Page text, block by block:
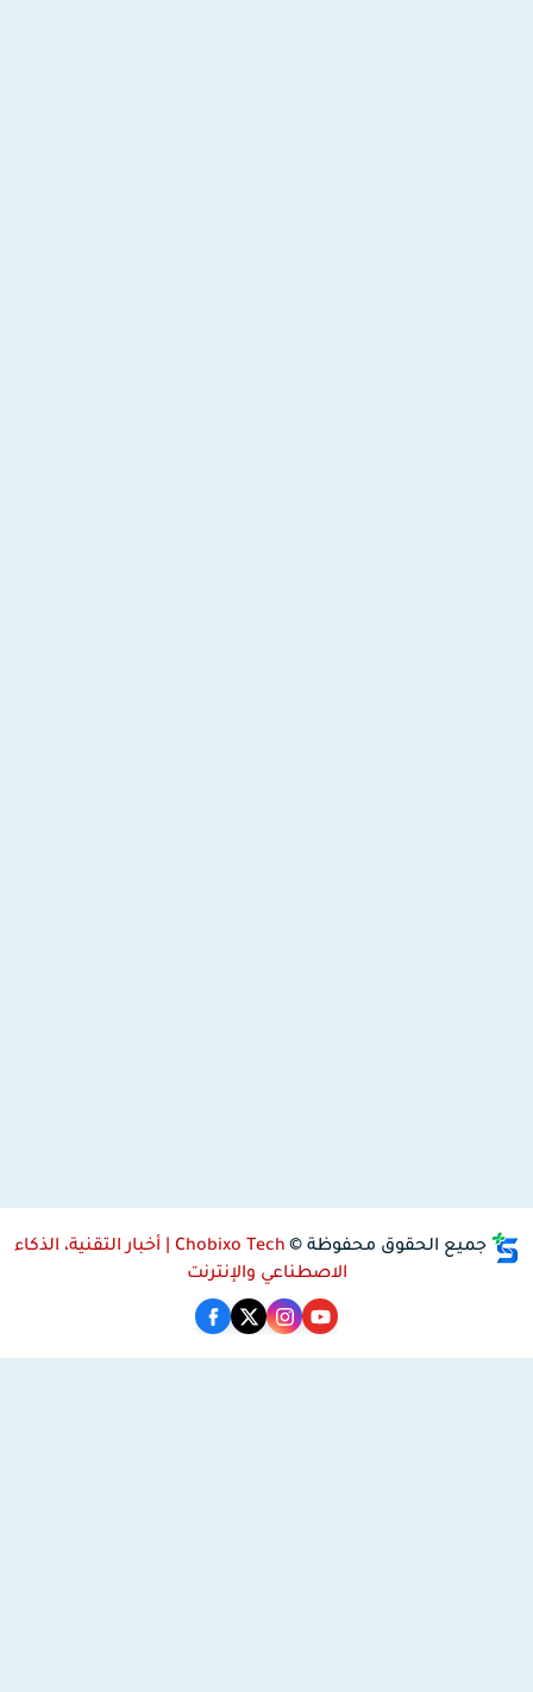
جميع الحقوق محفوظة ©
Chobixo Tech | أخبار التقنية، الذكاء
الاصطناعي والإنترنت